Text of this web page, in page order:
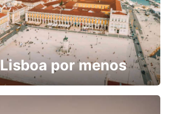
por menos